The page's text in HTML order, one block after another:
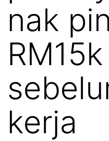
nak
RM15k
kerja